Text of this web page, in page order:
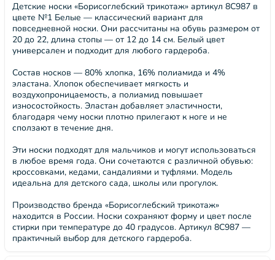
Детские носки «Борисоглебский трикотаж» артикул 8С987 в
цвете №1 Белые — классический вариант для
повседневной носки. Они рассчитаны на обувь размером от
20 до 22, длина стопы — от 12 до 14 см. Белый цвет
универсален и подходит для любого гардероба.
Состав носков — 80% хлопка, 16% полиамида и 4%
эластана. Хлопок обеспечивает мягкость и
воздухопроницаемость, а полиамид повышает
износостойкость. Эластан добавляет эластичности,
благодаря чему носки плотно прилегают к ноге и не
сползают в течение дня.
Эти носки подходят для мальчиков и могут использоваться
в любое время года. Они сочетаются с различной обувью:
кроссовками, кедами, сандалиями и туфлями. Модель
идеальна для детского сада, школы или прогулок.
Производство бренда «Борисоглебский трикотаж»
находится в России. Носки сохраняют форму и цвет после
стирки при температуре до 40 градусов. Артикул 8С987 —
практичный выбор для детского гардероба.